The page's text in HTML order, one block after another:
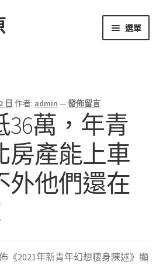
選單
日 作者: admin —發佈留言
36萬，年青
房產能上車
外他們還在
《2021年新青年幻想棲身陳述》顯